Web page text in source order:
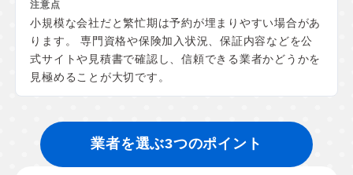
小規模な会社だと繁忙期は予約が埋まりやすい場合があ
ります。 専門資格や保険加入状況、保証内容などを公
式サイトや見積書で確認し、信頼できる業者かどうかを
見極めることが大切です。
業者を選ぶ3つのポイント